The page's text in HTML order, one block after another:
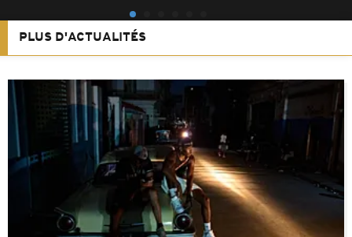
PLUS D'ACTUALITÉS